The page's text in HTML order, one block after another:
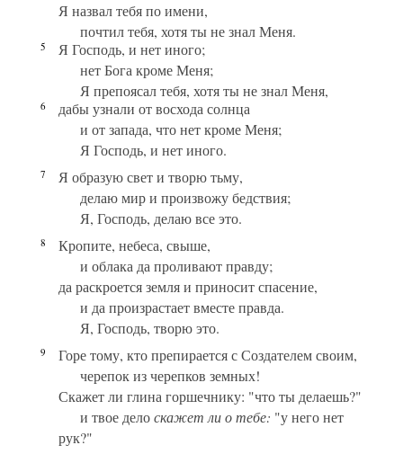
Я назвал тебя по имени,
почтил тебя, хотя ты не знал Меня.
5
Я Господь, и нет иного;
нет Бога кроме Меня;
Я препоясал тебя, хотя ты не знал Меня,
6
дабы узнали от восхода солнца
и от запада, что нет кроме Меня;
Я Господь, и нет иного.
7
Я образую свет и творю тьму,
делаю мир и произвожу бедствия;
Я, Господь, делаю все это.
8
Кропите, небеса, свыше,
и облака да проливают правду;
да раскроется земля и приносит спасение,
и да произрастает вместе правда.
Я, Господь, творю это.
9
Горе тому, кто препирается с Создателем своим,
черепок из черепков земных!
Скажет ли глина горшечнику: "что ты делаешь?"
и твое делоскажет ли о тебе: "у него нет
рук?"